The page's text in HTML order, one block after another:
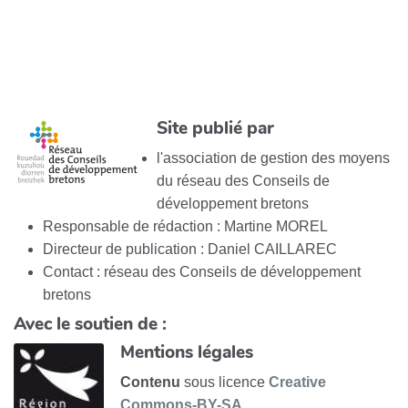
Site publié par
l'association de gestion des moyens
du réseau des Conseils de
développement bretons
Responsable de rédaction : Martine MOREL
Directeur de publication : Daniel CAILLAREC
Contact : réseau des Conseils de développement
bretons
Avec le soutien de :
Mentions légales
Contenu sous licence Creative